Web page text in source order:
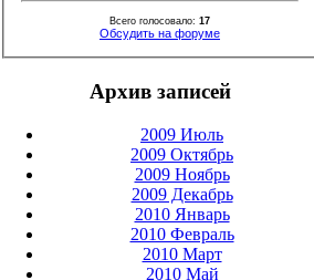
Всего голосовало: 17
Обсудить на форуме
Архив записей
2009 Июль
2009 Октябрь
2009 Ноябрь
2009 Декабрь
2010 Январь
2010 Февраль
2010 Март
2010 Май